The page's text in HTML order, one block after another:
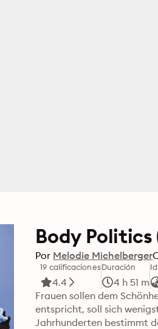
Body Politics
Por Melodie Michelberger
19 calificaciones
4.4
Duración
4 h 51 m
Frauen sollen dem
entspricht, soll sich
Jahrhunderten bestimmt